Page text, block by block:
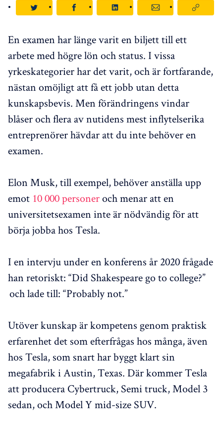
En examen har länge varit en biljett till ett
arbete med högre lön och status. I vissa
yrkeskategorier har det varit, och är fortfarande,
nästan omöjligt att få ett jobb utan detta
kunskapsbevis. Men förändringens vindar
blåser och flera av nutidens mest inflytelserika
entreprenörer hävdar att du inte behöver en
examen.
Elon Musk, till exempel, behöver anställa upp
emot 10 000 personeroch menar att en
universitetsexamen inte är nödvändig för att
börja jobba hos Tesla.
I en intervju under en konferens år 2020 frågade
han retoriskt: “Did Shakespeare go to college?”
och lade till: “Probably not.”
Utöver kunskap är kompetens genom praktisk
erfarenhet det som efterfrågas hos många, även
hos Tesla, som snart har byggt klart sin
megafabrik i Austin, Texas. Där kommer Tesla
att producera Cybertruck, Semi truck, Model 3
sedan, och Model Y mid-size SUV.